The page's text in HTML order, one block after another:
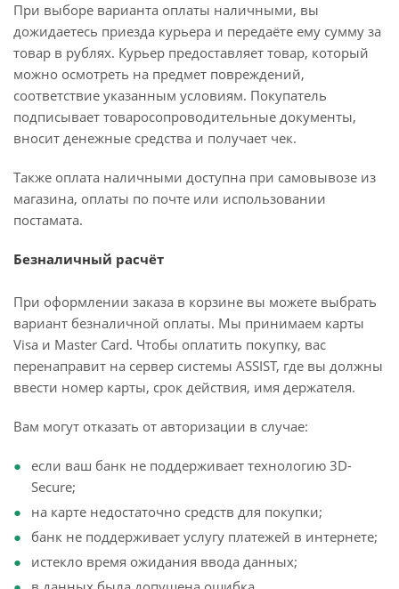
При выборе варианта оплаты наличными, вы
дожидаетесь приезда курьера и передаёте ему сумму за
товар в рублях. Курьер предоставляет товар, который
можно осмотреть на предмет повреждений,
соответствие указанным условиям. Покупатель
подписывает товаросопроводительные документы,
вносит денежные средства и получает чек.
Также оплата наличными доступна при самовывозе из
магазина, оплаты по почте или использовании
постамата.
Безналичный расчёт
При оформлении заказа в корзине вы можете выбрать
вариант безналичной оплаты. Мы принимаем карты
Visa и Master Card. Чтобы оплатить покупку, вас
перенаправит на сервер системы ASSIST, где вы должны
ввести номер карты, срок действия, имя держателя.
Вам могут отказать от авторизации в случае:
если ваш банк не поддерживает технологию 3D-
Secure;
на карте недостаточно средств для покупки;
банк не поддерживает услугу платежей в интернете;
истекло время ожидания ввода данных;